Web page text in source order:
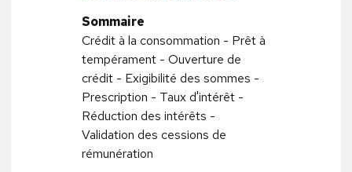
Sommaire
Crédit à la consommation - Prêt à
tempérament - Ouverture de
crédit - Exigibilité des sommes -
Prescription - Taux d'intérêt -
Réduction des intérêts -
Validation des cessions de
rémunération